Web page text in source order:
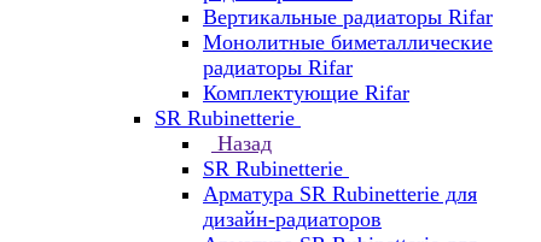
Вертикальные радиаторы Rifar
Монолитные биметаллические
радиаторы Rifar
Комплектующие Rifar
SR Rubinetterie
Назад
SR Rubinetterie
Арматура SR Rubinetterie для
дизайн-радиаторов